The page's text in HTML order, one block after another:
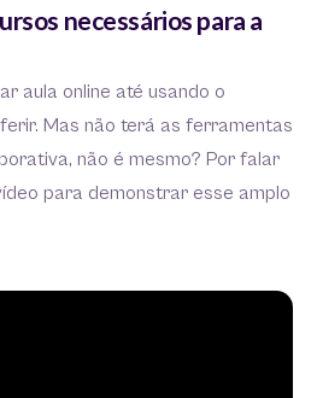
necessários para a
aula online até usando o
Mas não terá as ferramentas
não é mesmo? Por falar
para demonstrar esse amplo